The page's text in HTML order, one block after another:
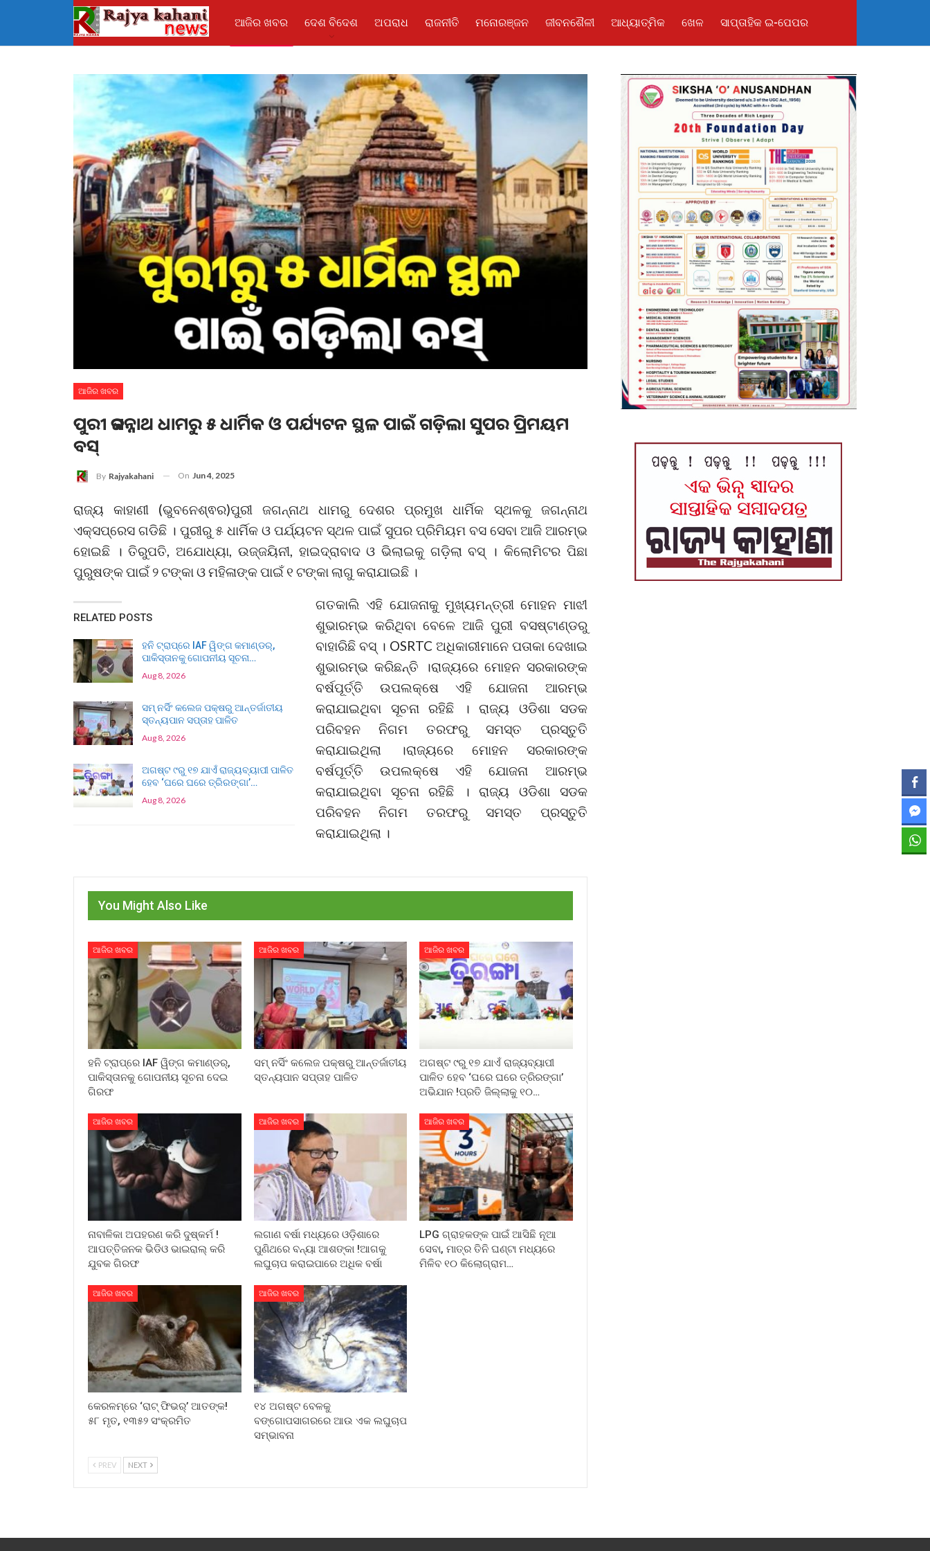
ଆଜିର ଖବର ଦେଶ ବିଦେଶ ଅପରାଧ ରାଜନୀତି ମନୋରଞ୍ଜନ ଜୀବନଶୈଳୀ ଆଧ୍ୟାତ୍ମିକ ଖେଳ ସାପ୍ତାହିକ ଇ-ପେପର
ଆଜିର ଖବର
ପୁରୀ ଜଗନ୍ନାଥ ଧାମରୁ ୫ ଧାର୍ମିକ ଓ ପର୍ଯ୍ୟଟନ ସ୍ଥଳ ପାଇଁ ଗଡ଼ିଲା ସୁପର ପ୍ରିମୟମ
ବସ୍‌
By Rajyakahani On Jun 4, 2025
ରାଜ୍ୟ କାହାଣୀ (ଭୁବନେଶ୍ଵର)ପୁରୀ ଜଗନ୍ନାଥ ଧାମରୁ ଦେଶର ପ୍ରମୁଖ ଧାର୍ମିକ ସ୍ଥଳକୁ ଜଗନ୍ନାଥ
ଏକ୍ସପ୍ରେସ ଗଡିଛି । ପୁରୀରୁ ୫ ଧାର୍ମିକ ଓ ପର୍ଯ୍ୟଟନ ସ୍ଥଳ ପାଇଁ ସୁପର ପ୍ରିମିୟମ ବସ ସେବା ଆଜି ଆରମ୍ଭ
ହୋଇଛି । ତିରୁପତି, ଅଯୋଧ୍ୟା, ଉଜ୍ଜୟିନୀ, ହାଇଦ୍ରାବାଦ ଓ ଭିଲାଇକୁ ଗଡ଼ିଲା ବସ୍‌ । କିଲୋମିଟର ପିଛା
ପୁରୁଷଙ୍କ ପାଇଁ ୨ ଟଙ୍କା ଓ ମହିଳାଙ୍କ ପାଇଁ ୧ ଟଙ୍କା ଲାଗୁ କରାଯାଇଛି ।
RELATED POSTS
ହନି ଟ୍ରାପ୍‌ରେ IAF ୱିଙ୍ଗ କମାଣ୍ଡର୍,
ପାକିସ୍ତାନକୁ ଗୋପନୀୟ ସୂଚନା…
Aug 8, 2026
ସମ୍ ନର୍ସିଂ କଲେଜ ପକ୍ଷରୁ ଆନ୍ତର୍ଜାତୀୟ
ସ୍ତନ୍ୟପାନ ସପ୍ତାହ ପାଳିତ
Aug 8, 2026
ଅଗଷ୍ଟ ୯ରୁ ୧୭ ଯାଏଁ ରାଜ୍ୟବ୍ୟାପୀ ପାଳିତ
ହେବ ‘ଘରେ ଘରେ ତ୍ରିରଙ୍ଗା’…
Aug 8, 2026
ଗତକାଲି ଏହି ଯୋଜନାକୁ ମୁଖ୍ୟମନ୍ତ୍ରୀ ମୋହନ ମାଝୀ
ଶୁଭାରମ୍ଭ କରିଥିବା ବେଳେ ଆଜି ପୁରୀ ବସଷ୍ଟାଣ୍ଡରୁ
ବାହାରିଛି ବସ୍ । OSRTC ଅଧିକାରୀମାନେ ପତାକା ଦେଖାଇ
ଶୁଭାରମ୍ଭ କରିଛନ୍ତି ।ରାଜ୍ୟରେ ମୋହନ ସରକାରଙ୍କ
ବର୍ଷପୂର୍ତ୍ତି ଉପଲକ୍ଷେ ଏହି ଯୋଜନା ଆରମ୍ଭ
କରାଯାଇଥିବା ସୂଚନା ରହିଛି । ରାଜ୍ୟ ଓଡିଶା ସଡକ
ପରିବହନ ନିଗମ ତରଫରୁ ସମସ୍ତ ପ୍ରସ୍ତୁତି
କରାଯାଇଥିଲା ।ରାଜ୍ୟରେ ମୋହନ ସରକାରଙ୍କ
ବର୍ଷପୂର୍ତ୍ତି ଉପଲକ୍ଷେ ଏହି ଯୋଜନା ଆରମ୍ଭ
କରାଯାଇଥିବା ସୂଚନା ରହିଛି । ରାଜ୍ୟ ଓଡିଶା ସଡକ
ପରିବହନ ନିଗମ ତରଫରୁ ସମସ୍ତ ପ୍ରସ୍ତୁତି
କରାଯାଇଥିଲା ।
You Might Also Like
ଆଜିର ଖବର
ହନି ଟ୍ରାପ୍‌ରେ IAF ୱିଙ୍ଗ କମାଣ୍ଡର୍,
ପାକିସ୍ତାନକୁ ଗୋପନୀୟ ସୂଚନା ଦେଇ
ଗିରଫ
ଆଜିର ଖବର
ସମ୍ ନର୍ସିଂ କଲେଜ ପକ୍ଷରୁ ଆନ୍ତର୍ଜାତୀୟ
ସ୍ତନ୍ୟପାନ ସପ୍ତାହ ପାଳିତ
ଆଜିର ଖବର
ଅଗଷ୍ଟ ୯ରୁ ୧୭ ଯାଏଁ ରାଜ୍ୟବ୍ୟାପୀ
ପାଳିତ ହେବ ‘ଘରେ ଘରେ ତ୍ରିରଙ୍ଗା’
ଅଭିଯାନ !ପ୍ରତି ଜିଲ୍ଲାକୁ ୧୦…
ଆଜିର ଖବର
ନାବାଳିକା ଅପହରଣ କରି ଦୁଷ୍କର୍ମ !
ଆପତ୍ତିଜନକ ଭିଡିଓ ଭାଇରାଲ୍ କରି
ଯୁବକ ଗିରଫ
ଆଜିର ଖବର
ଲଗାଣ ବର୍ଷା ମଧ୍ୟରେ ଓଡ଼ିଶାରେ
ପୁଣିଥରେ ବନ୍ୟା ଆଶଙ୍କା !ଆଗକୁ
ଲଘୁଚାପ କରାଇପାରେ ଅଧିକ ବର୍ଷା
ଆଜିର ଖବର
LPG ଗ୍ରାହକଙ୍କ ପାଇଁ ଆସିଛି ନୂଆ
ସେବା, ମାତ୍ର ତିନି ଘଣ୍ଟା ମଧ୍ୟରେ
ମିଳିବ ୧୦ କିଲୋଗ୍ରାମ…
ଆଜିର ଖବର
କେରଳମ୍‌ରେ ‘ରାଟ୍ ଫିଭର୍’ ଆତଙ୍କ!
୫୮ ମୃତ, ୧୩୫୨ ସଂକ୍ରମିତ
ଆଜିର ଖବର
୧୪ ଅଗଷ୍ଟ ବେଳକୁ
ବଙ୍ଗୋପସାଗରରେ ଆଉ ଏକ ଲଘୁଚାପ
ସମ୍ଭାବନା
PREV NEXT